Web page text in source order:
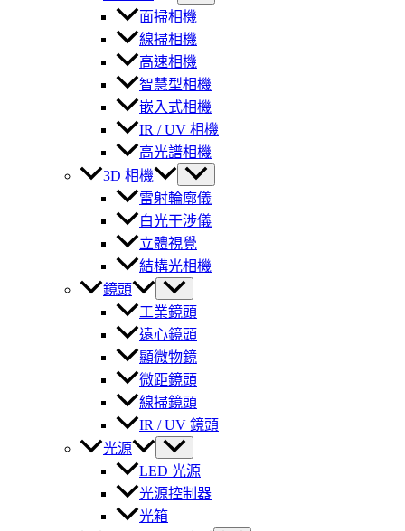
面掃相機
線掃相機
高速相機
智慧型相機
嵌入式相機
IR / UV 相機
高光譜相機
3D 相機
雷射輪廓儀
白光干涉儀
立體視覺
結構光相機
鏡頭
工業鏡頭
遠心鏡頭
顯微物鏡
微距鏡頭
線掃鏡頭
IR / UV 鏡頭
光源
LED 光源
光源控制器
光箱